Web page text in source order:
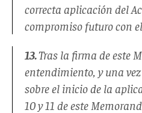
correcta aplicación del
compromiso futuro con
13.Tras la firma de este
entendimiento, y una
sobre el inicio de la
10 y 11 de este